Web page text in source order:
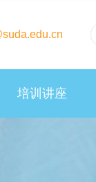
培训讲座